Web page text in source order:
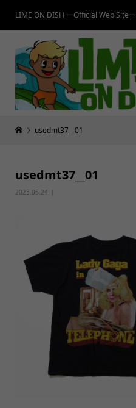
LIME ON DISH ーOfficial Web Siteー
usedmt37__01
usedmt37__01
2023.05.24